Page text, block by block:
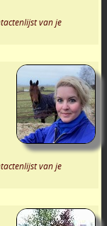
van je
van je